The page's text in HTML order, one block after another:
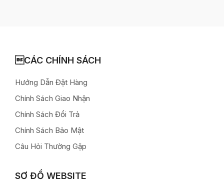
CÁC CHÍNH SÁCH
Hướng Dẫn Đặt Hàng
Chính Sách Giao Nhận
Chính Sách Đổi Trả
Chính Sách Bảo Mật
Câu Hỏi Thường Gặp
SƠ ĐỒ WEBSITE